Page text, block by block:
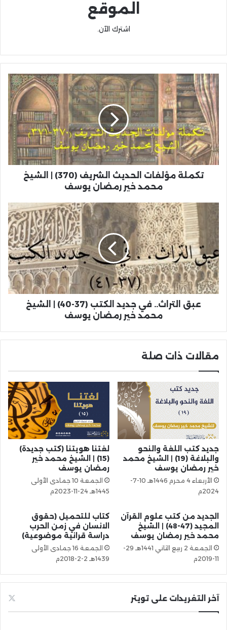
الموقع
اشترك الآن.
تكملة مؤلفات الحديث الشريف (370) | الشيخ
محمد خير رمضان يوسف
عبق التراث.. في جديد الكتب (37-40) | الشيخ
محمد خير رمضان يوسف
مقالات ذات صلة
جديد كتب اللغة والنحو
والبلاغة (19) | الشيخ محمد
خير رمضان يوسف
الأربعاء 4 محرم 1446هـ 10-7-
2024م
لغتنا هويتنا (كتب جديدة)
(15) | الشيخ محمد خير
رمضان يوسف
الجمعة 10 جمادى الأولى
1445هـ 24-11-2023م
الجديد من كتب علوم القرآن
المجيد (47-48) | الشيخ
محمد خير رمضان يوسف
الجمعة 2 ربيع الثاني 1441هـ 29-
11-2019م
كتاب للتحميل (حقوق
الانسان في زمن الحرب
دراسة قرانية موضوعية)
الجمعة 16 جمادى الأولى
1439هـ 2-2-2018م
آخر التغريدات على تويتر